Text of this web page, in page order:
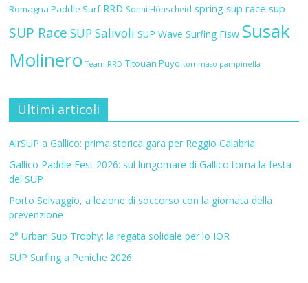
Romagna Paddle Surf RRD Sonni Hönscheid spring sup race sup
SUP Race SUP Salivoli SUP Wave Surfing Fisw Susak
Molinero Team RRD Titouan Puyo tommaso pampinella
Ultimi articoli
AirSUP a Gallico: prima storica gara per Reggio Calabria
Gallico Paddle Fest 2026: sul lungomare di Gallico torna la festa
del SUP
Porto Selvaggio, a lezione di soccorso con la giornata della
prevenzione
2° Urban Sup Trophy: la regata solidale per lo IOR
SUP Surfing a Peniche 2026